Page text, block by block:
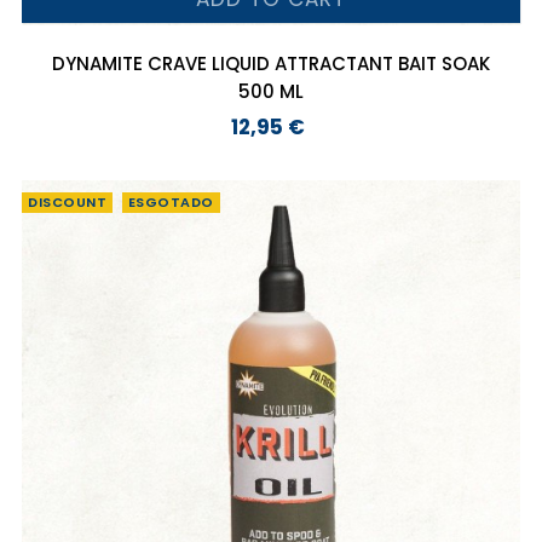
DYNAMITE CRAVE LIQUID ATTRACTANT BAIT SOAK
500 ML
Preço
12,95 €
DISCOUNT ESGOTADO